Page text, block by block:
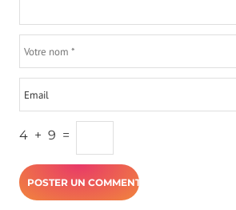
4 + 9 =